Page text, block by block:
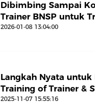
Dibimbing Sampai
Trainer BNSP untuk
2026-01-08 13:04:00
Langkah Nyata untuk
Training of Trainer &
2025-11-07 15:55:16